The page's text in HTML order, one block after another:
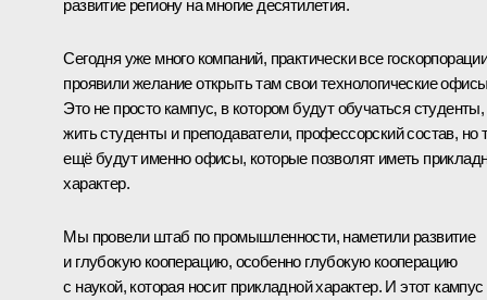
развитие региону на многие десятилетия.
Сегодня уже много компаний, практически все
проявили желание открыть там свои технологические
Это не просто кампус, в котором будут обучаться студенты,
жить студенты и преподаватели, профессорский состав, но
ещё будут именно офисы, которые позволят иметь
характер.
Мы провели штаб по промышленности, наметили развитие
и глубокую кооперацию, особенно глубокую кооперацию
с наукой, которая носит прикладной характер. И этот кампус